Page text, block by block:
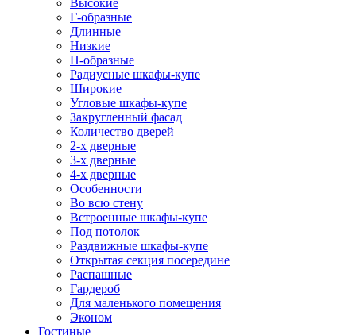
Высокие
Г-образные
Длинные
Низкие
П-образные
Радиусные шкафы-купе
Широкие
Угловые шкафы-купе
Закругленный фасад
Количество дверей
2-х дверные
3-х дверные
4-х дверные
Особенности
Во всю стену
Встроенные шкафы-купе
Под потолок
Раздвижные шкафы-купе
Открытая секция посередине
Распашные
Гардероб
Для маленького помещения
Эконом
Гостиные